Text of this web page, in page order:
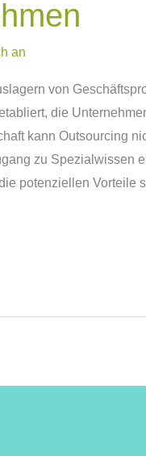
an
von
die
kann Outsourcing
zu Spezialwissen
potenziellen Vorteile